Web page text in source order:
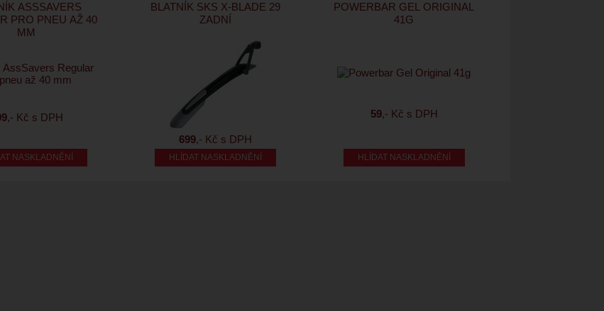
ASSSAVERS
PRO PNEU AŽ 40
MM
,- Kč s DPH
NASKLADNĚNÍ
BLATNÍK SKS X-BLADE 29
ZADNÍ
699,- Kč s DPH
HLÍDAT NASKLADNĚNÍ
POWERBAR GEL ORIGINAL
41G
59,- Kč s DPH
HLÍDAT NASKLADNĚNÍ